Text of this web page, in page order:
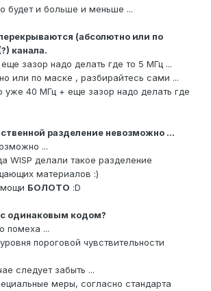
будет и больше и меньше ...
(абсолютно или по
канала.
зазор надо делать где то 5 МГц ...
или по маске , разбирайтесь сами ...
уже 40 МГц + еще зазор надо делать где
разделение невозможно ...
...
WISP делали такое разделение
материалов :)
БОЛОТО :D
с одинаковым кодом?
помеха ...
пороговой чувствительности
следует забыть ...
меры, согласно стандарта